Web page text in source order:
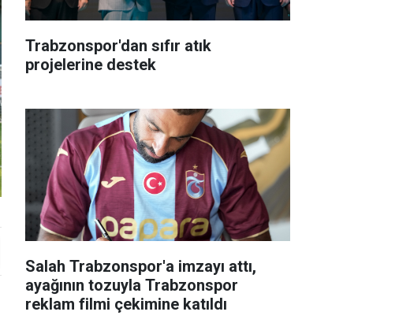
Trabzonspor'dan sıfır atık
projelerine destek
Salah Trabzonspor'a imzayı attı,
ayağının tozuyla Trabzonspor
reklam filmi çekimine katıldı